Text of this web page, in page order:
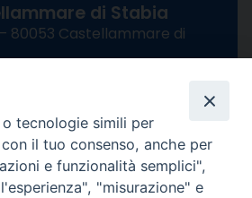
di Stabia
– 80053 Castellammare di
Uffici:
ore 09:00 – 13:00
ore 09:30 – 12:30
tecnologie simili per
il tuo consenso, anche per
e funzionalità semplici",
"misurazione" e